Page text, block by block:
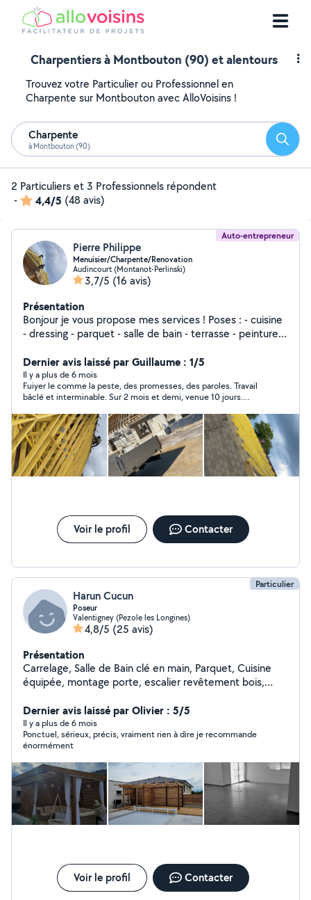
Charpentiers à Montbouton (90) et alentours
Trouvez votre Particulier ou Professionnel en
Charpente sur Montbouton avec AlloVoisins !
Charpente
à Montbouton (90)
2 Particuliers et 3 Professionnels répondent
-
4,4/5 (48 avis)
Auto-entrepreneur
Pierre Philippe
Menuisier/Charpente/Renovation
Audincourt (Montanot-Perlinski)
3,7/5 (16 avis)
Présentation
Bonjour je vous propose mes services ! Poses : - cuisine
- dressing - parquet - salle de bain - terrasse - peinture -
type d'entretien d'espace vert Pour toute demande de
projet contactez-moi Je me déplace tout secteur Pierre
Philippe
Dernier avis laissé par Guillaume : 1/5
Il y a plus de 6 mois
Fuiyer le comme la peste, des promesses, des paroles. Travail
bâclé et interminable. Sur 2 mois et demi, venue 10 jours.
perception dans l'espace. Impossible de peintre, j'ai du poser de
la fibre pour cacher les défauts Pour des informations, 06 70 77
72 67
Voir le profil Contacter
Particulier
Harun Cucun
Poseur
Valentigney (Pezole les Longines)
4,8/5 (25 avis)
Présentation
Carrelage, Salle de Bain clé en main, Parquet, Cuisine
équipée, montage porte, escalier revêtement bois,
mesures, ....
Dernier avis laissé par Olivier : 5/5
Il y a plus de 6 mois
Ponctuel, sérieux, précis, vraiment rien à dire je recommande
énormément
Voir le profil Contacter